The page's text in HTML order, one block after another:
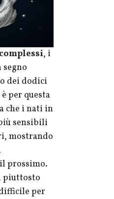
, i
segno
dei dodici
per questa
che i nati in
sensibili
mostrando
prossimo.
per